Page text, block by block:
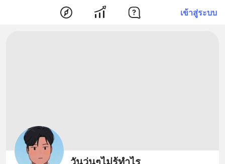
เข้าสู่ระบบ